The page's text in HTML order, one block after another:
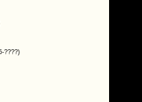
????)